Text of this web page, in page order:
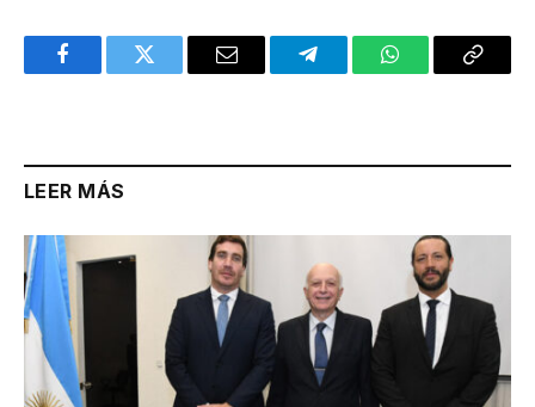
FacebookTwitter Email TelegramWhatsAppCopy
LEER MÁS